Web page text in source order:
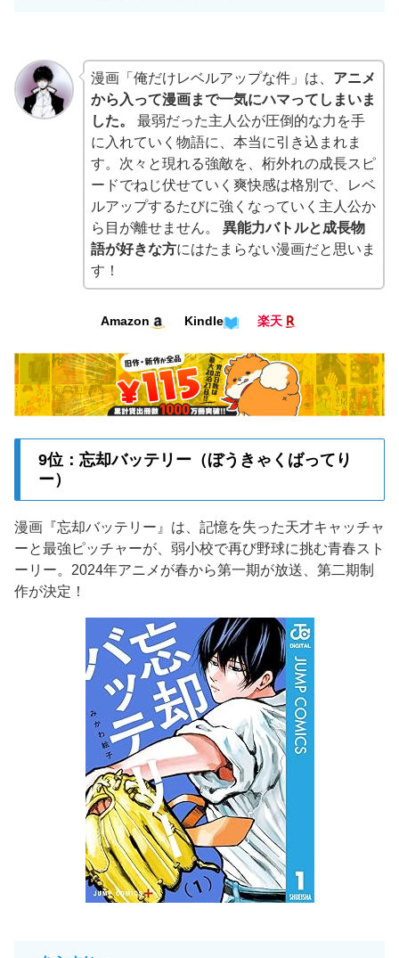
漫画「俺だけレベルアップな件」は、 アニメ
から入って漫画まで一気にハマってしまいま
した。
最弱だった主人公が圧倒的な力を手
に入れていく物語に、本当に引き込まれま
す。次々と現れる強敵を、桁外れの成長スピ
ードでねじ伏せていく爽快感は格別で、レベ
ルアップするたびに強くなっていく主人公か
ら目が離せません。 異能力バトルと成長物
語が好きな方にはたまらない漫画だと思いま
す！
Amazon Kindle 楽天
9位：忘却バッテリー（ぼうきゃくばってり
ー）
漫画『忘却バッテリー』は、記憶を失った天才キャッチャ
ーと最強ピッチャーが、弱小校で再び野球に挑む青春スト
ーリー。2024年アニメが春から第一期が放送、第二期制
作が決定！